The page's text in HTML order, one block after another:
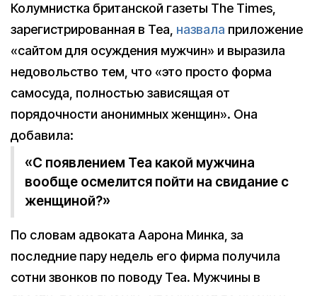
Колумнистка британской газеты The Times,
зарегистрированная в Tea, назвала приложение
«сайтом для осуждения мужчин» и выразила
недовольство тем, что «это просто форма
самосуда, полностью зависящая от
порядочности анонимных женщин». Она
добавила:
«С появлением Tea какой мужчина
вообще осмелится пойти на свидание с
женщиной?»
По словам адвоката Аарона Минка, за
последние пару недель его фирма получила
сотни звонков по поводу Tea. Мужчины в